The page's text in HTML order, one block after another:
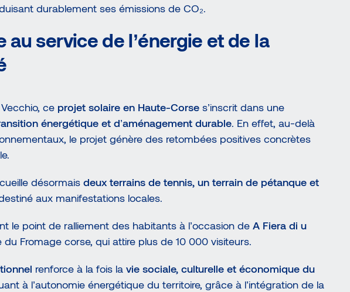
durablement ses émissions de CO₂.
au service de l’énergie et de la
ce projet solaire en Haute-Corse s’inscrit dans une
énergétique et d’aménagement durable. En effet, au-delà
le projet génère des retombées positives concrètes
désormais deux terrains de tennis, un terrain de pétanque et
aux manifestations locales.
le point de ralliement des habitants à l’occasion de A Fiera di u
du Fromage corse, qui attire plus de 10 000 visiteurs.
renforce à la fois la vie sociale, culturelle et économique du
à l’autonomie énergétique du territoire, grâce à l’intégration de la